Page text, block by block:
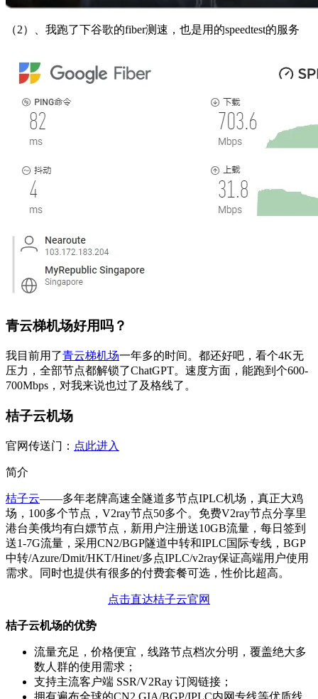
（2）、我跑了下谷歌的fiber测速，也是用的speedtest的服务
青云梯机场好用吗？
我目前用了青云梯机场一年多的时间。都还好吧，看个4K无
压力，全部节点都解锁了ChatGPT。速度方面，能跑到个600-
700Mbps，对我来说也过了及格线了。
桔子云机场
官网传送门： 点此进入
简介
桔子云——多年老牌高速全隧道多节点IPLC机场，真正大鸡
场，100多个节点，V2ray节点50多个。免费V2ray节点分享里
港台美俄均有白嫖节点，新用户注册送10GB流量，每日签到
送1-7G流量，采用CN2/BGP隧道中转和IPLC国际专线，BGP
中转/Azure/Dmit/HKT/Hinet/多点IPLC/v2ray保证高端用户使用
需求。同时也提供有很多的付费套餐可选，性价比超高。
点击直达桔子云官网
桔子云机场的优势
流量充足，价格便宜，线路节点档次分明，覆盖绝大多
数人群的使用需求；
支持主流客户端 SSR/V2Ray 订阅链接；
拥有遍布全球的CN2 GIA/BGP/IPLC内网专线等优质线